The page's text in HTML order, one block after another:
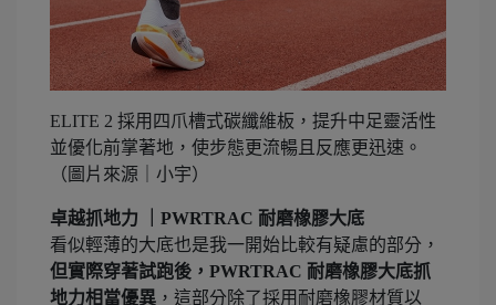
ELITE 2 採用四爪槽式碳纖維板，提升中足靈活性
並優化前掌著地，使步態更流暢且反應更迅速。
（圖片來源｜小宇）
卓越抓地力 ｜PWRTRAC 耐磨橡膠大底
看似輕薄的大底也是我一開始比較有疑慮的部分，
但實際穿著試跑後， PWRTRAC 耐磨橡膠大底抓
地力相當優異 ，這部分除了採用耐磨橡膠材質以